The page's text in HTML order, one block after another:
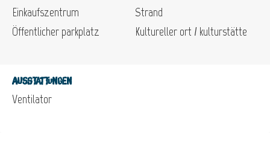
Einkaufszentrum
Öffentlicher parkplatz
Strand
Kultureller ort / kulturstätte
Ausstattungen
Ventilator